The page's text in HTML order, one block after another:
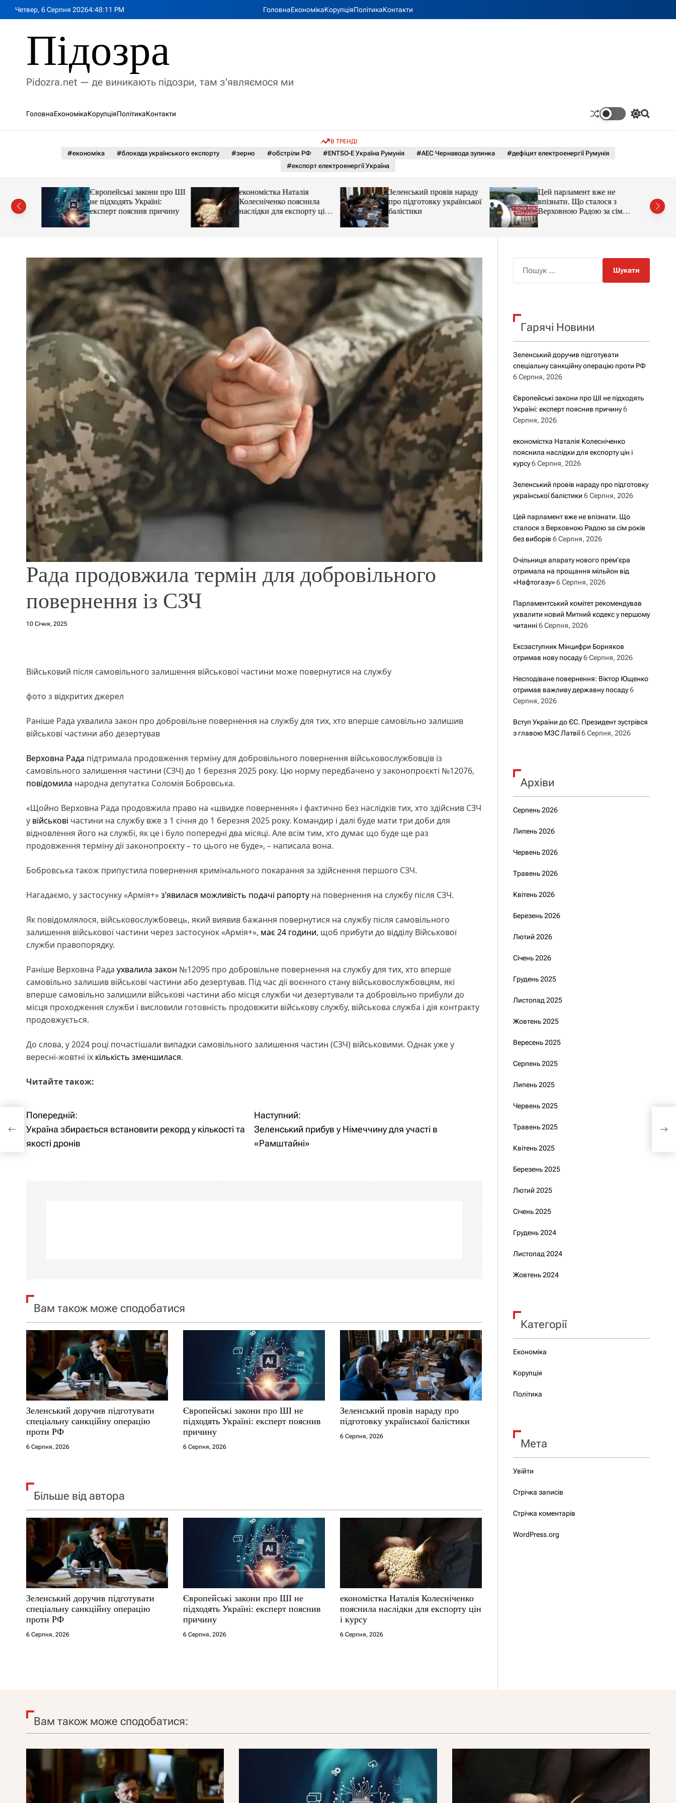
Четвер, 6 Серпня 20264:48:12 PM ГоловнаЕкономікаКорупціяПолітикаКонтакти
Підозра
Pidozra.net — де виникають підозри, там з'являємося ми
ГоловнаЕкономікаКорупціяПолітикаКонтакти
П
л
г
П
В ТРЕНДІ
#економіка #блокада українського експорту #зерно #обстріли РФ #ENTSO-E Україна Румунія #АЕС Чернавода зупинка
#дефіцит електроенергії Румунія
#експорт електроенергії Україна
проти
Європейські закони про ШІ
не підходять Україні:
експерт пояснив причину
економістка Наталія
Колесніченко пояснила
наслідки для експорту цін і
Зеленський провів нараду
про підготовку української
балістики
Цей парламент вже не
впізнати. Що сталося з
Верховною Радою за сім
років без виборів
Рада продовжила термін для добровільного
повернення із СЗЧ
10 Січня, 2025
Військовий після самовільного залишення військової частини може повернутися на службу
фото з відкритих джерел
Раніше Рада ухвалила закон про добровільне повернення на службу для тих, хто вперше самовільно залишив
військові частини або дезертував
Верховна Рада підтримала продовження терміну для добровільного повернення військовослужбовців із
самовільного залишення частини (СЗЧ) до 1 березня 2025 року. Цю норму передбачено у законопроєкті №12076,
повідомила народна депутатка Соломія Бобровська.
«Щойно Верховна Рада продовжила право на «швидке повернення» і фактично без наслідків тих, хто здійснив СЗЧ
у військові частини на службу вже з 1 січня до 1 березня 2025 року. Командир і далі буде мати три доби для
відновлення його на службі, як це і було попередні два місяці. Але всім тим, хто думає що буде ще раз
продовження терміну дії законопроєкту – то цього не буде», – написала вона.
Бобровська також припустила повернення кримінального покарання за здійснення першого СЗЧ.
Нагадаємо, у застосунку «Армія+»з’явилася можливість подачі рапорту на повернення на службу після СЗЧ.
Як повідомлялося, військовослужбовець, який виявив бажання повернутися на службу після самовільного
залишення військової частини через застосунок «Армія+», має 24 години, щоб прибути до відділу Військової
служби правопорядку.
Раніше Верховна Рада ухвалила закон №12095 про добровільне повернення на службу для тих, хто вперше
самовільно залишив військові частини або дезертував. Під час дії воєнного стану військовослужбовцям, які
вперше самовільно залишили військові частини або місця служби чи дезертували та добровільно прибули до
місця проходження служби і висловили готовність продовжити військову службу, військова служба і дія контракту
продовжується.
До слова, у 2024 році почастішали випадки самовільного залишення частин (СЗЧ) військовими. Однак уже у
вересні-жовтні їх кількість зменшилася.
Читайте також:
Н
а
і
г
а
ц
і
я
а
п
с
і
в
Попередній:
Україна збирається встановити рекорд у кількості та
якості дронів
Наступний:
Зеленський прибув у Німеччину для участі в
«Рамштайні»
Вам також може сподобатися
Зеленський доручив підготувати
спеціальну санкційну операцію
проти РФ
6 Серпня, 2026
Європейські закони про ШІ не
підходять Україні: експерт пояснив
причину
6 Серпня, 2026
Зеленський провів нараду про
підготовку української балістики
6 Серпня, 2026
Більше від автора
Зеленський доручив підготувати
спеціальну санкційну операцію
проти РФ
6 Серпня, 2026
Європейські закони про ШІ не
підходять Україні: експерт пояснив
причину
6 Серпня, 2026
економістка Наталія Колесніченко
пояснила наслідки для експорту цін
і курсу
6 Серпня, 2026
к
Гарячі Новини
Зеленський доручив підготувати
спеціальну санкційну операцію проти РФ
6 Серпня, 2026
Європейські закони про ШІ не підходять
Україні: експерт пояснив причину 6
Серпня, 2026
економістка Наталія Колесніченко
пояснила наслідки для експорту цін і
курсу 6 Серпня, 2026
Зеленський провів нараду про підготовку
української балістики 6 Серпня, 2026
Цей парламент вже не впізнати. Що
сталося з Верховною Радою за сім років
без виборів 6 Серпня, 2026
Очільниця апарату нового прем’єра
отримала на прощання мільйон від
«Нафтогазу» 6 Серпня, 2026
Парламентський комітет рекомендував
ухвалити новий Митний кодекс у першому
читанні 6 Серпня, 2026
Ексзаступник Мінцифри Борняков
отримав нову посаду 6 Серпня, 2026
Несподіване повернення: Віктор Ющенко
отримав важливу державну посаду 6
Серпня, 2026
Вступ України до ЄС. Президент зустрівся
з главою МЗС Латвії 6 Серпня, 2026
Архіви
Серпень 2026
Липень 2026
Червень 2026
Травень 2026
Квітень 2026
Березень 2026
Лютий 2026
Січень 2026
Грудень 2025
Листопад 2025
Жовтень 2025
Вересень 2025
Серпень 2025
Липень 2025
Червень 2025
Травень 2025
Квітень 2025
Березень 2025
Лютий 2025
Січень 2025
Грудень 2024
Листопад 2024
Жовтень 2024
Категорії
Економіка
Корупція
Політика
Мета
Увійти
Стрічка записів
Стрічка коментарів
WordPress.org
Вам також може сподобатися: